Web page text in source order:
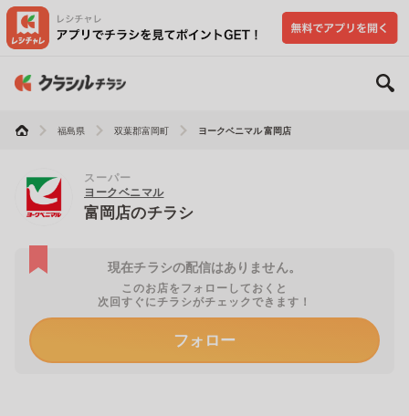
福島県 双葉郡富岡町 ヨークベニマル 富岡店
スーパー
ヨークベニマル
富岡店のチラシ
現在チラシの配信はありません。
このお店をフォローしておくと
次回すぐにチラシがチェックできます！
フォロー